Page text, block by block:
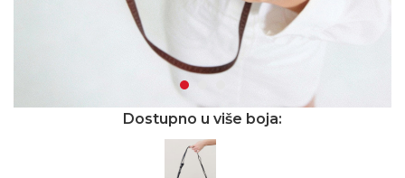
Dostupno u više boja: